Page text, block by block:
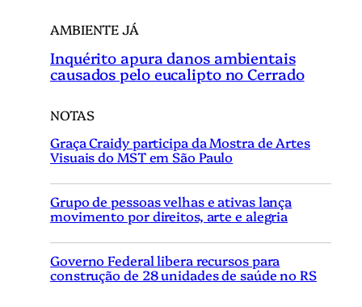
AMBIENTE JÁ
Inquérito apura danos ambientais
causados pelo eucalipto no Cerrado
NOTAS
Graça Craidy participa da Mostra de Artes
Visuais do MST em São Paulo
Grupo de pessoas velhas e ativas lança
movimento por direitos, arte e alegria
Governo Federal libera recursos para
construção de 28 unidades de saúde no RS